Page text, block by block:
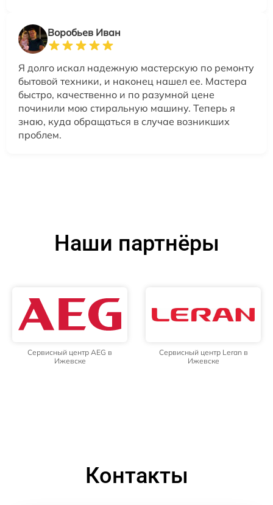
Воробьев Иван
Я долго искал надежную мастерскую по ремонту
бытовой техники, и наконец нашел ее. Мастера
быстро, качественно и по разумной цене
починили мою стиральную машину. Теперь я
знаю, куда обращаться в случае возникших
проблем.
Наши партнёры
Сервисный центр AEG в
Ижевске
Сервисный центр Leran в
Ижевске
Контакты